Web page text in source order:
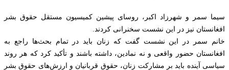
سیما سمر و شهرزاد اکبر، روسای پیشین کمیسیون مستقل حقوق‌ بشر
افغانستان نیز در این نشست سخنرانی کردند.
خانم سمر در این نشست گفت که زنان باید در تمام بحث‌ها راجع به
افغانستان حضور واقعی و نه نمادین، داشته باشند و تأکید کرد که هر روند
سیاسی آینده باید بر مشارکت زنان، حقوق قربانیان و ارزش‌های حقوق بشر